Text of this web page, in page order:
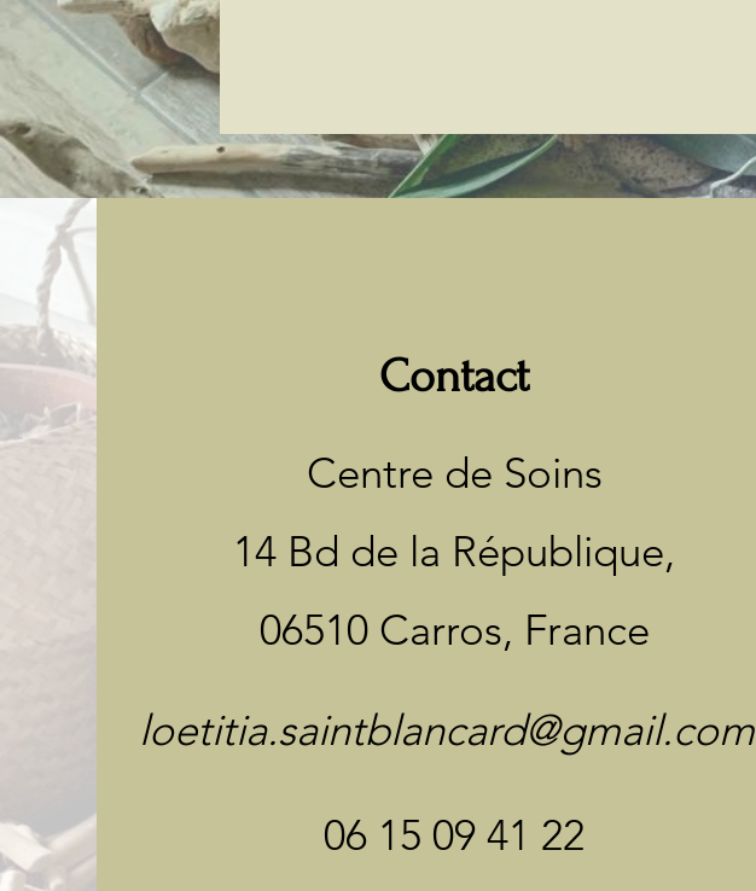
Contact
Centre de Soins
14 Bd de la République,
06510 Carros, France
loetitia.saintblancard@gmail.com
06 15 09 41 22